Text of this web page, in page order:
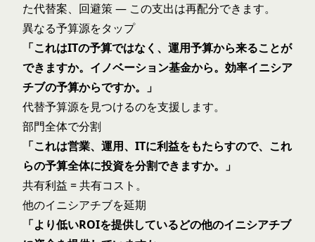
た代替案、回避策 — この支出は再配分できます。
異なる予算源をタップ
「これはITの予算ではなく、運用予算から来ることが
できますか。イノベーション基金から。効率イニシア
チブの予算からですか。」
代替予算源を見つけるのを支援します。
部門全体で分割
「これは営業、運用、ITに利益をもたらすので、これ
らの予算全体に投資を分割できますか。」
共有利益 = 共有コスト。
他のイニシアチブを延期
「より低いROIを提供しているどの他のイニシアチブ